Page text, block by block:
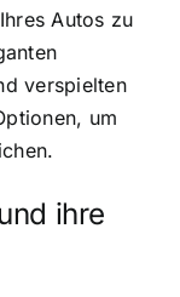
Autos zu
verspielten
um
ihre